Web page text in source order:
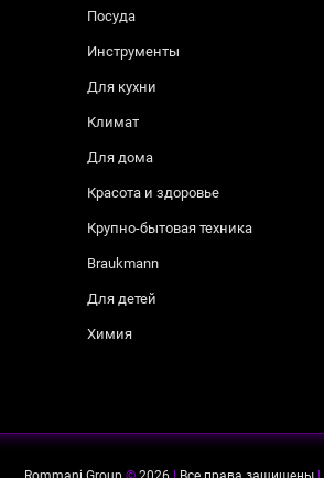
Посуда
Инструменты
Для кухни
Климат
Для дома
Красота и здоровье
Крупно-бытовая техника
Braukmann
Для детей
Химия